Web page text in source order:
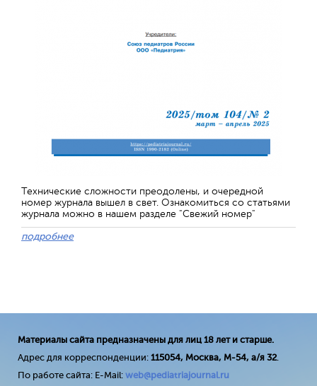
Технические сложности преодолены, и очередной
номер журнала вышел в свет. Ознакомиться со статьями
журнала можно в нашем разделе "Свежий номер"
подробнее
Материалы сайта предназначены для лиц 18 лет и старше.
Адрес для корреспонденции: 115054, Москва, М-54, а/я 32.
По работе сайта: E-Mail: web@pediatriajournal.ru